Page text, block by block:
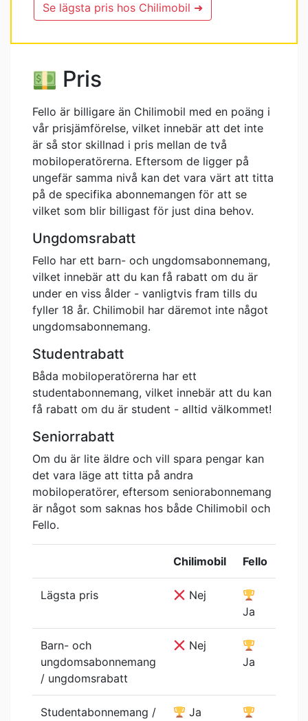
Se lägsta pris hos Chilimobil ➜
Pris
Fello är billigare än Chilimobil med en poäng i
vår prisjämförelse, vilket innebär att det inte
är så stor skillnad i pris mellan de två
mobiloperatörerna. Eftersom de ligger på
ungefär samma nivå kan det vara värt att titta
på de specifika abonnemangen för att se
vilket som blir billigast för just dina behov.
Ungdomsrabatt
Fello har ett barn- och ungdomsabonnemang,
vilket innebär att du kan få rabatt om du är
under en viss ålder - vanligtvis fram tills du
fyller 18 år. Chilimobil har däremot inte något
ungdomsabonnemang.
Studentrabatt
Båda mobiloperatörerna har ett
studentabonnemang, vilket innebär att du kan
få rabatt om du är student - alltid välkommet!
Seniorrabatt
Om du är lite äldre och vill spara pengar kan
det vara läge att titta på andra
mobiloperatörer, eftersom seniorabonnemang
är något som saknas hos både Chilimobil och
Fello.
Chilimobil Fello
Lägsta pris
Nej
Ja
Barn- och
ungdomsabonnemang
/ ungdomsrabatt
Nej
Ja
Studentabonnemang /
Ja